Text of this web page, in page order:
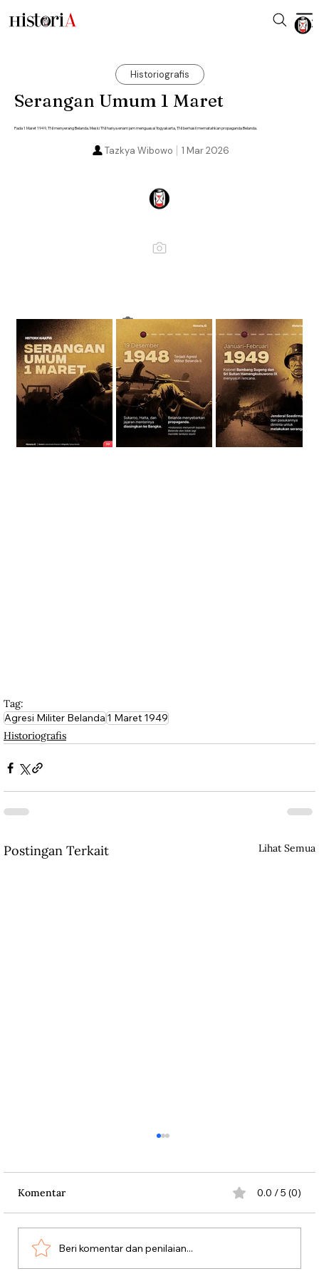
Historiografis
Serangan Umum 1 Maret
Pada 1 Maret 1949, TNI menyerang Belanda. Meski TNI hanya enam jam menguasai Yogyakarta, TNI berhasil mematahkan propaganda Belanda.
1 Mar 2026
Tazkya Wibowo
Tag:
Agresi Militer Belanda1 Maret 1949
Historiografis
Postingan Terkait Lihat Semua
Persatuan Perjuangan
Komentar 0.0 / 5 (0)
Beri komentar dan penilaian...